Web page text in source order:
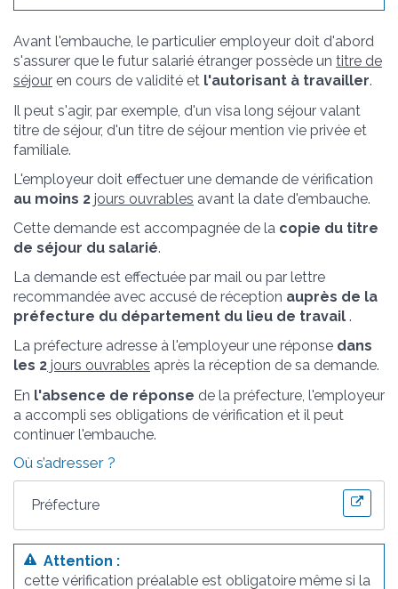
Avant l'embauche, le particulier employeur doit d'abord
s'assurer que le futur salarié étranger possède un titre de
séjour en cours de validité et l'autorisant à travailler.
Il peut s'agir, par exemple, d'un visa long séjour valant
titre de séjour, d'un titre de séjour mention vie privée et
familiale.
L'employeur doit effectuer une demande de vérification
au moins 2 jours ouvrables avant la date d'embauche.
Cette demande est accompagnée de la copie du titre
de séjour du salarié.
La demande est effectuée par mail ou par lettre
recommandée avec accusé de réception auprès de la
préfecture du département du lieu de travail .
La préfecture adresse à l'employeur une réponse dans
les 2 jours ouvrables après la réception de sa demande.
En l'absence de réponse de la préfecture, l'employeur
a accompli ses obligations de vérification et il peut
continuer l'embauche.
Où s’adresser ?
Préfecture
Attention :
cette vérification préalable est obligatoire même si la